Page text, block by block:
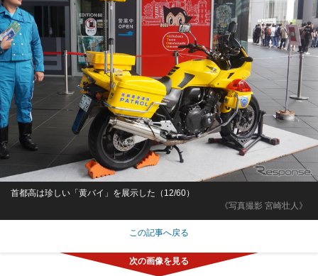
《写真撮影 宮崎壮人》
首都高は珍しい「黄バイ」を展示した（12/60）
この記事へ戻る